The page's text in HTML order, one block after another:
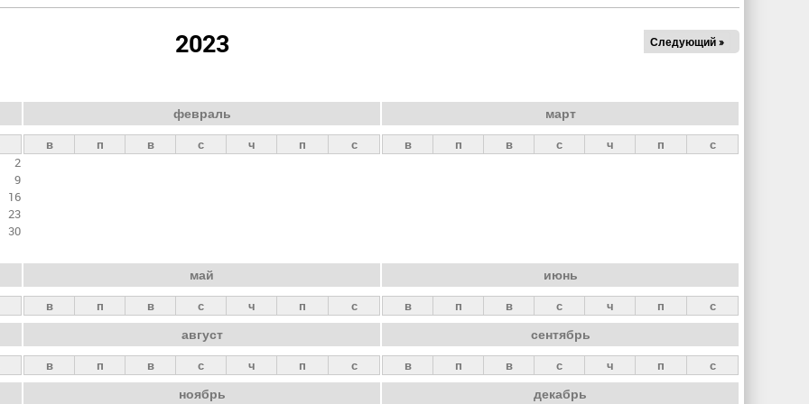
2023 Следующий »
2
9
16
23
30
февраль
в п в с ч п с
март
в п в с ч п с
май
в п в с ч п с
июнь
в п в с ч п с
август
в п в с ч п с
сентябрь
в п в с ч п с
ноябрь декабрь